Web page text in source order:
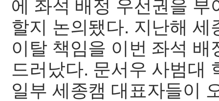
에 좌석 배정 우선권을
할지 논의됐다. 지난해
이탈 책임을 이번 좌석
드러났다. 문서우 사범대
일부 세종캠 대표자들이